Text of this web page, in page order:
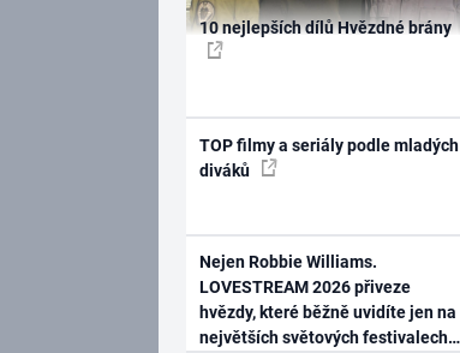
10 nejlepších dílů Hvězdné brány
TOP filmy a seriály podle mladých
diváků
Nejen Robbie Williams.
LOVESTREAM 2026 přiveze
hvězdy, které běžně uvidíte jen na
největších světových festivalech